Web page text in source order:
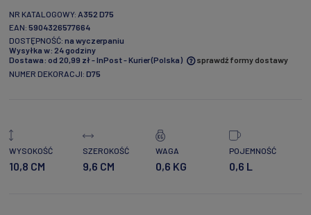
NR KATALOGOWY: A352 D75
EAN: 5904326577664
DOSTĘPNOŚĆ: na wyczerpaniu
Wysyłka w: 24 godziny
Dostawa: od 20,99 zł- InPost - Kurier(Polska)
Cena nie zawiera ewentualnych kosztów płatności
sprawdź formy dostawy
NUMER DEKORACJI: D75
WYSOKOŚĆ
10,8 CM
SZEROKOŚĆ
9,6 CM
WAGA
0,6 KG
POJEMNOŚĆ
0,6 L